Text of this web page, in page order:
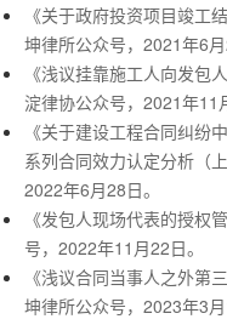
《关于政府投资项目竣工
坤律所公众号， 2021年6月
《浅议挂靠施工人向发包
淀律协公众号， 2021年11
《关于建设工程合同纠纷
系列合同效力认定分析（
2022年6月28日。
《发包人现场代表的授权
号， 2022年11月22日。
《浅议合同当事人之外第
坤律所公众号， 2023年3月